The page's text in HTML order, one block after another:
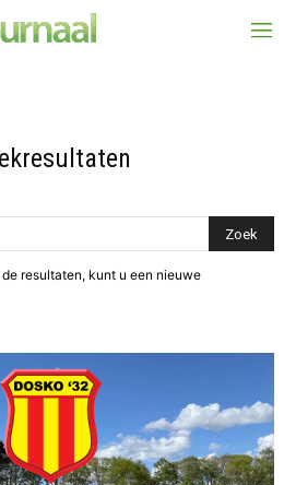
resultaten, kunt u een nieuwe